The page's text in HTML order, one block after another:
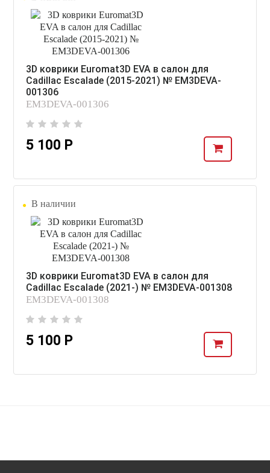
3D коврики Euromat3D EVA в салон для
Cadillac Escalade (2015-2021) № EM3DEVA-
001306
EM3DEVA-001306
5 100 Р
В наличии
3D коврики Euromat3D EVA в салон для
Cadillac Escalade (2021-) № EM3DEVA-001308
EM3DEVA-001308
5 100 Р